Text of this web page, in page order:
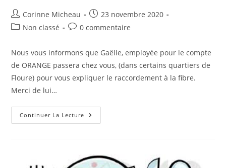
Auteur/autrice
de
Corinne Micheau
Publication
publiée :
23 novembre 2020
PostNon classé
Commentaires
publication :
0 commentaire
Nous vous informons que Gaëlle, employée pour le compte
de ORANGE passera chez vous, (dans certains quartiers de
Floure) pour vous expliquer le raccordement à la fibre.
Merci de lui…
Continuer La Lecture La
Fibre